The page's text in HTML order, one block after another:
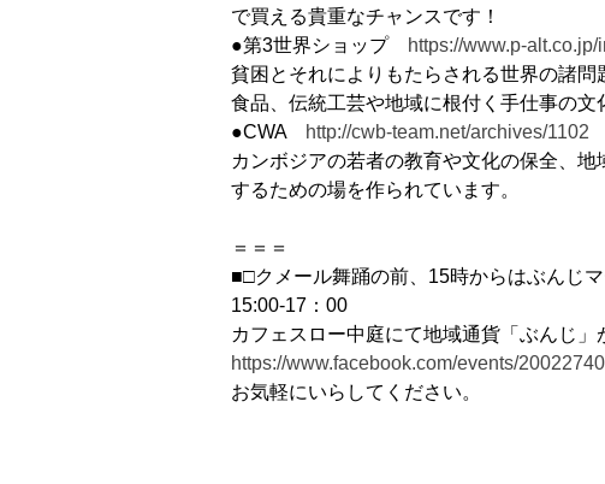
で買える貴重なチャンスです！
●第3世界ショップ
https://www.p-
貧困とそれによりもたらされる世界の諸
食品、伝統工芸や地域に根付く手仕事の文
●CWA
http://cwb-team.net/archives/1102
カンボジアの若者の教育や文化の保全、
するための場を作られています。
＝＝＝
■□クメール舞踊の前、15時からはぶんじ
15:00-17：00
カフェスロー中庭にて地域通貨「ぶんじ」
https://www.facebook.com/events/
お気軽にいらしてください。